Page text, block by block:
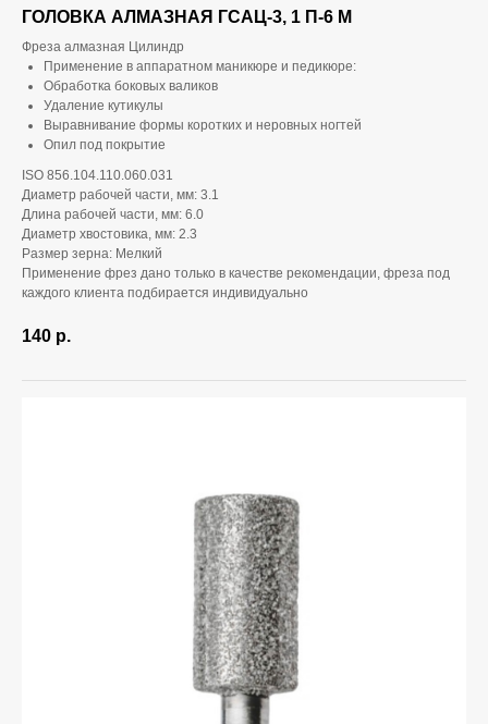
ГОЛОВКА АЛМАЗНАЯ ГСАЦ-3, 1 П-6 М
Фреза алмазная Цилиндр
Применение в аппаратном маникюре и педикюре:
Обработка боковых валиков
Удаление кутикулы
Выравнивание формы коротких и неровных ногтей
Опил под покрытие
ISO 856.104.110.060.031
Диаметр рабочей части, мм: 3.1
Длина рабочей части, мм: 6.0
Диаметр хвостовика, мм: 2.3
Размер зерна: Мелкий
Применение фрез дано только в качестве рекомендации, фреза под
каждого клиента подбирается индивидуально
140 р.